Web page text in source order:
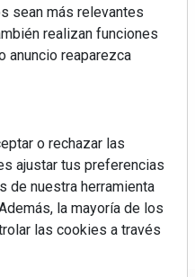
¿son más
orales?
sean más relevantes
realizan funciones
anuncio reaparezca
o rechazar las
ajustar tus preferencias
de nuestra herramienta
la mayoría de los
las cookies a través